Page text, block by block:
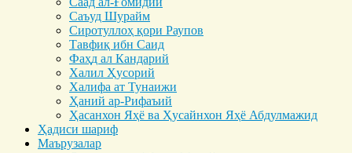
Саъуд Шурайм
Сиротуллоҳ қори Раупов
Тавфиқ ибн Саид
Фаҳд ал Кандарий
Халил Ҳусорий
Халифа ат Тунаижи
Ҳаний ар-Рифаъий
Ҳасанхон Яҳё ва Ҳусайнхон Яҳё Абдулмажид
Ҳадиси шариф
Маърузалар